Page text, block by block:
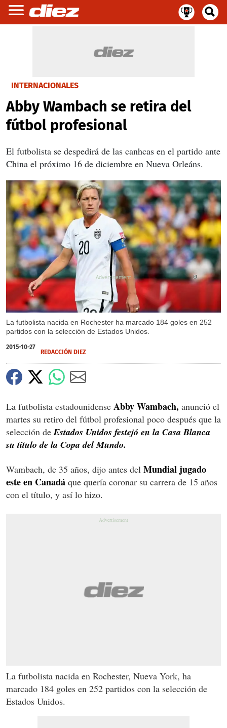
INTERNACIONALES
Abby Wambach se retira del
fútbol profesional
El futbolista se despedirá de las canhcas en el partido ante
China el próximo 16 de diciembre en Nueva Orleáns.
La futbolista nacida en Rochester ha marcado 184 goles en 252
partidos con la selección de Estados Unidos.
X
2015-10-27
REDACCIÓN DIEZ
La futbolista estadounidense Abby Wambach, anunció el
martes su retiro del fútbol profesional poco después que la
selección de Estados Unidos festejó en la Casa Blanca
su título de la Copa del Mundo.
Wambach, de 35 años, dijo antes del Mundial jugado
este en Canadá que quería coronar su carrera de 15 años
con el título, y así lo hizo.
La futbolista nacida en Rochester, Nueva York, ha
marcado 184 goles en 252 partidos con la selección de
Estados Unidos.